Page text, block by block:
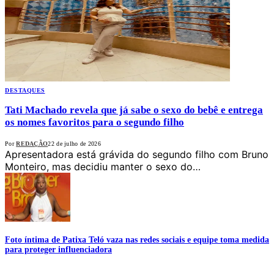
DESTAQUES
Tati Machado revela que já sabe o sexo do bebê e entrega
os nomes favoritos para o segundo filho
Por REDAÇÃO22 de julho de 2026
Apresentadora está grávida do segundo filho com Bruno
Monteiro, mas decidiu manter o sexo do…
Foto íntima de Patixa Teló vaza nas redes sociais e equipe toma medida
para proteger influenciadora